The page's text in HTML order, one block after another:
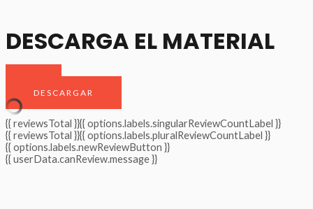
DESCARGA EL MATERIAL
DESCARGAR
{{ reviewsTotal }}{{ options.labels.singularReviewCountLabel }}
{{ reviewsTotal }}{{ options.labels.pluralReviewCountLabel }}
{{ options.labels.newReviewButton }}
{{ userData.canReview.message }}